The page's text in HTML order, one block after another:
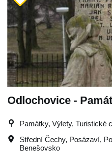
Odlochovice -
Památky, Výlety, Turistické
Střední Čechy, Posázaví,
Benešovsko